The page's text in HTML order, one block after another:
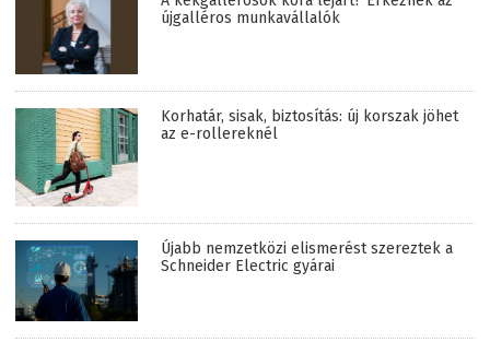
újgalléros munkavállalók
Korhatár, sisak, biztosítás: új korszak jöhet
az e-rollereknél
Újabb nemzetközi elismerést szereztek a
Schneider Electric gyárai